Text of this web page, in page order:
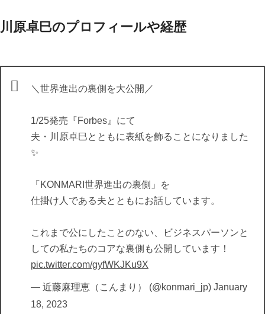
川原卓巳のプロフィールや経歴
＼世界進出の裏側を大公開／
1/25発売『Forbes』にて
夫・川原卓巳とともに表紙を飾ることになりました
✨
「KONMARI世界進出の裏側」を
仕掛け人である夫とともにお話しています。
これまで公にしたことのない、ビジネスパーソンと
しての私たちのコアな裏側も公開しています！
pic.twitter.com/gyfWKJKu9X
— 近藤麻理恵（こんまり） (@konmari_jp) January
18, 2023